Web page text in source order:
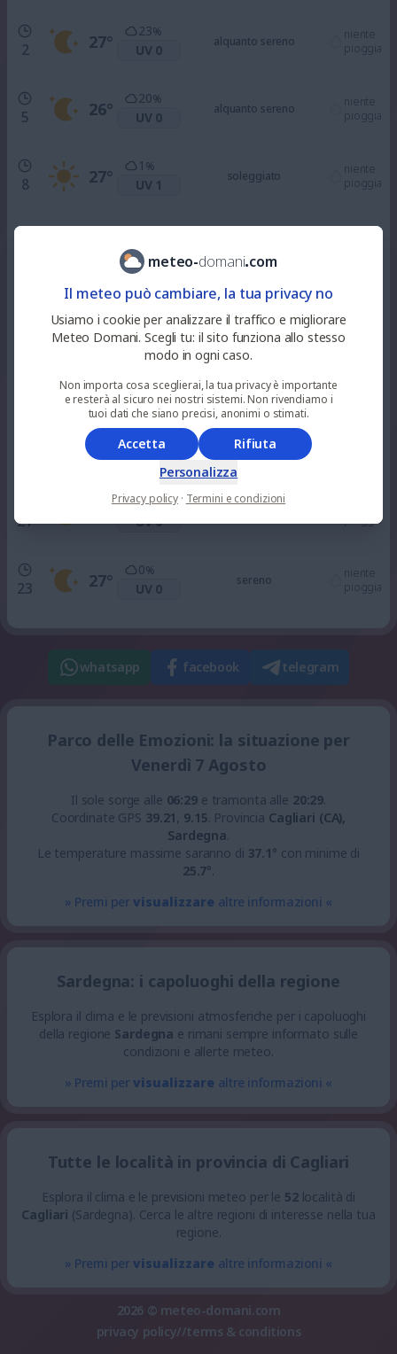
2 27°
23%
UV 0
alquanto sereno
niente
pioggia
5 26°
20%
UV 0
alquanto sereno
niente
pioggia
8 27°
1 %
UV 1
soleggiato
niente
pioggia
UV 4
34
0%
UV 7
pioggia
37° UV 8
alquanto soleggiato
UV 4
soleggiato
21
0%
UV 0
pioggia
23 27°
0%
UV 0
sereno
niente
pioggia
whatsapp facebook telegram
Parco delle Emozioni: la situazione per
Venerdì 7 Agosto
Il sole sorge alle 06:29e tramonta alle 20:29.
Coordinate GPS 39.21, 9.15. Provincia Cagliari (CA),
Sardegna.
Le temperature massime saranno di 37.1° con minime di
25.7°.
» Premi pervisualizzare altre informazioni «
Sardegna: i capoluoghi della regione
Esplora il clima e le previsioni atmosferiche per i capoluoghi
della regione Sardegna e rimani sempre informato sulle
condizioni e allerte meteo.
» Premi pervisualizzare altre informazioni «
Tutte le località in provincia di Cagliari
Esplora il clima e le previsioni meteo per le 52località di
Cagliari (Sardegna). Cerca le altre regioni di interesse nella tua
regione.
» Premi pervisualizzare altre informazioni «
2026 © meteo-domani.com
privacy policy//terms & conditions
meteo-domani.com
Il meteo può cambiare, la tua privacy no
Usiamo i cookie per analizzare il traffico e migliorare
Meteo Domani. Scegli tu: il sito funziona allo stesso
modo in ogni caso.
Non importa cosa sceglierai, la tua privacy è importante
e resterà al sicuro nei nostri sistemi. Non rivendiamo i
tuoi dati che siano precisi, anonimi o stimati.
Accetta
Rifiuta
Personalizza
Privacy policy · Termini e condizioni